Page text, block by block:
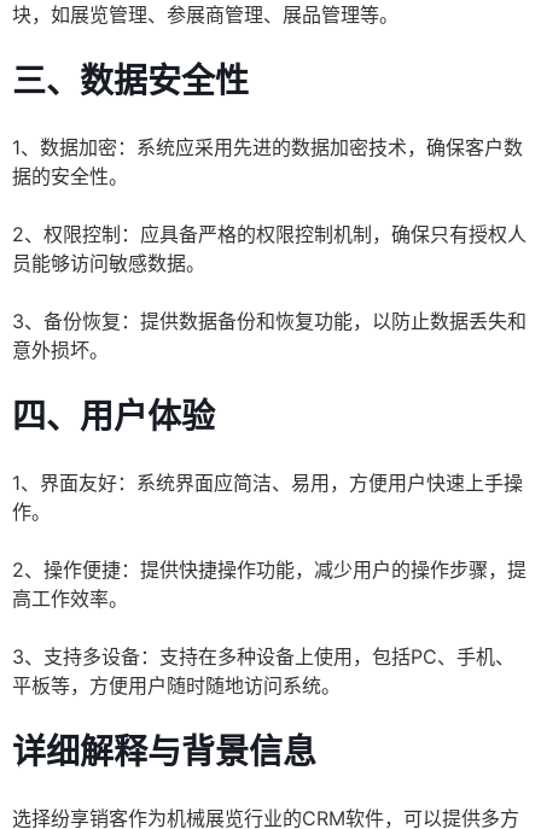
块，如展览管理、参展商管理、展品管理等。
三、数据安全性
1、数据加密：系统应采用先进的数据加密技术，确保客户数
据的安全性。
2、权限控制：应具备严格的权限控制机制，确保只有授权人
员能够访问敏感数据。
3、备份恢复：提供数据备份和恢复功能，以防止数据丢失和
意外损坏。
四、用户体验
1、界面友好：系统界面应简洁、易用，方便用户快速上手操
作。
2、操作便捷：提供快捷操作功能，减少用户的操作步骤，提
高工作效率。
3、支持多设备：支持在多种设备上使用，包括PC、手机、
平板等，方便用户随时随地访问系统。
详细解释与背景信息
选择纷享销客作为机械展览行业的CRM软件，可以提供多方